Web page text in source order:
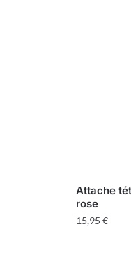
Attache
rose
15,95 €